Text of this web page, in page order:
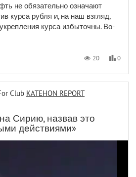
не обязательно означают
курса рубля и, на наш взгляд,
курса избыточны. Во-
20 0
Club KATEHON REPORT
Сирию, назвав это
действиями»